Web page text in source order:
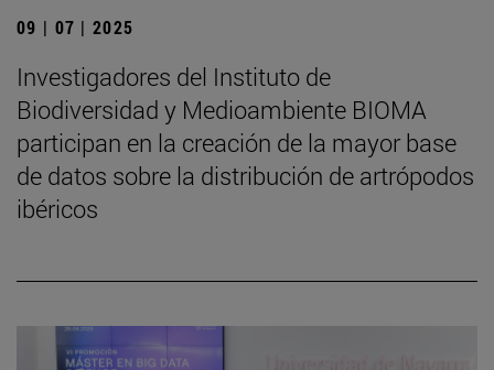
09 | 07 | 2025
Investigadores del Instituto de
Biodiversidad y Medioambiente BIOMA
participan en la creación de la mayor base
de datos sobre la distribución de artrópodos
ibéricos